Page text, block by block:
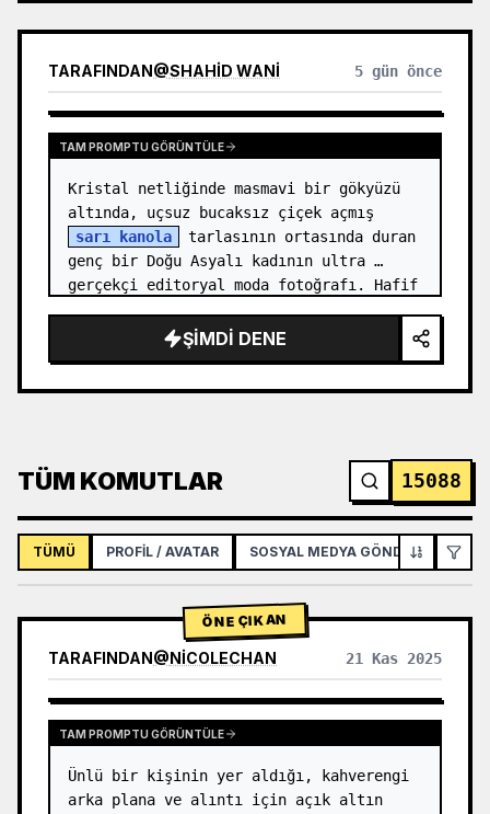
TARAFINDAN@SHAHID WANI 5 gün önce
TAM PROMPTU GÖRÜNTÜLE
Kristal netliğinde masmavi bir gökyüzü
sarı kanola
tarlasının ortasında duran
genç bir Doğu Asyalı kadının ultra
gerçekçi editoryal moda fotoğrafı. Hafif
ŞIMDI DENE
TÜM KOMUTLAR 15088
TÜMÜ PROFIL / AVATAR SOSYAL MEDYA GÖNDERISI
ÖNE ÇIKAN
TARAFINDAN@NICOLECHAN 21 Kas 2025
DIĞER MODELLERIN SONUÇLARINI GÖRÜNTÜLE
TAM PROMPTU GÖRÜNTÜLE
Ünlü bir kişinin yer aldığı, kahverengi
arka plana ve alıntı için açık altın